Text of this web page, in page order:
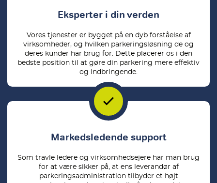
Eksperter i din verden
Vores tjenester er bygget på en dyb forståelse af
virksomheder, og hvilken parkeringsløsning de og
deres kunder har brug for. Dette placerer os i den
bedste position til at gøre din parkering mere effektiv
og indbringende.
Markedsledende support
Som travle ledere og virksomhedsejere har man brug
for at være sikker på, at ens leverandør af
parkeringsadministration tilbyder et højt